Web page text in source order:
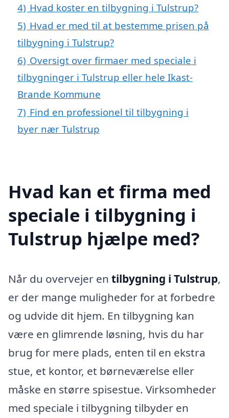
4) Hvad koster en tilbygning i Tulstrup?
5) Hvad er med til at bestemme prisen på
tilbygning i Tulstrup?
6) Oversigt over firmaer med speciale i
tilbygninger i Tulstrup eller hele Ikast-
Brande Kommune
7) Find en professionel til tilbygning i
byer nær Tulstrup
Hvad kan et firma med
speciale i tilbygning i
Tulstrup hjælpe med?
Når du overvejer en tilbygning i Tulstrup,
er der mange muligheder for at forbedre
og udvide dit hjem. En tilbygning kan
være en glimrende løsning, hvis du har
brug for mere plads, enten til en ekstra
stue, et kontor, et børneværelse eller
måske en større spisestue. Virksomheder
med speciale i tilbygning tilbyder en